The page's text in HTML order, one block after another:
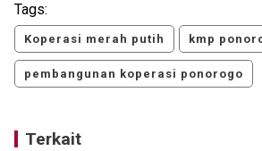
Tags:
Koperasi merah putih kmp
pembangunan koperasi ponorogo
Terkait